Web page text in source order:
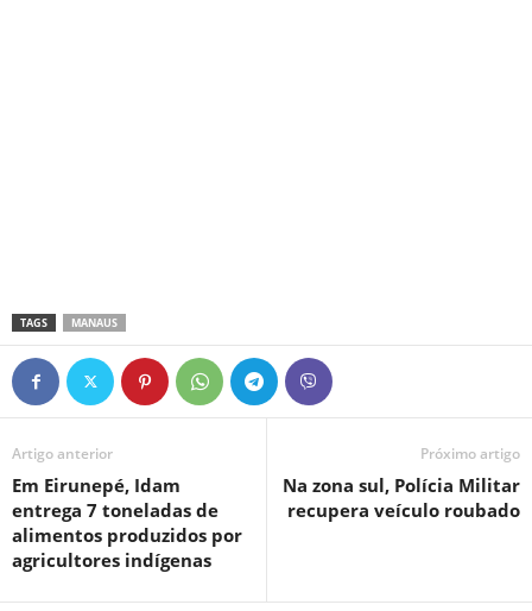
TAGS MANAUS
Artigo anterior
Em Eirunepé, Idam
entrega 7 toneladas de
alimentos produzidos por
agricultores indígenas
Próximo artigo
Na zona sul, Polícia Militar
recupera veículo roubado